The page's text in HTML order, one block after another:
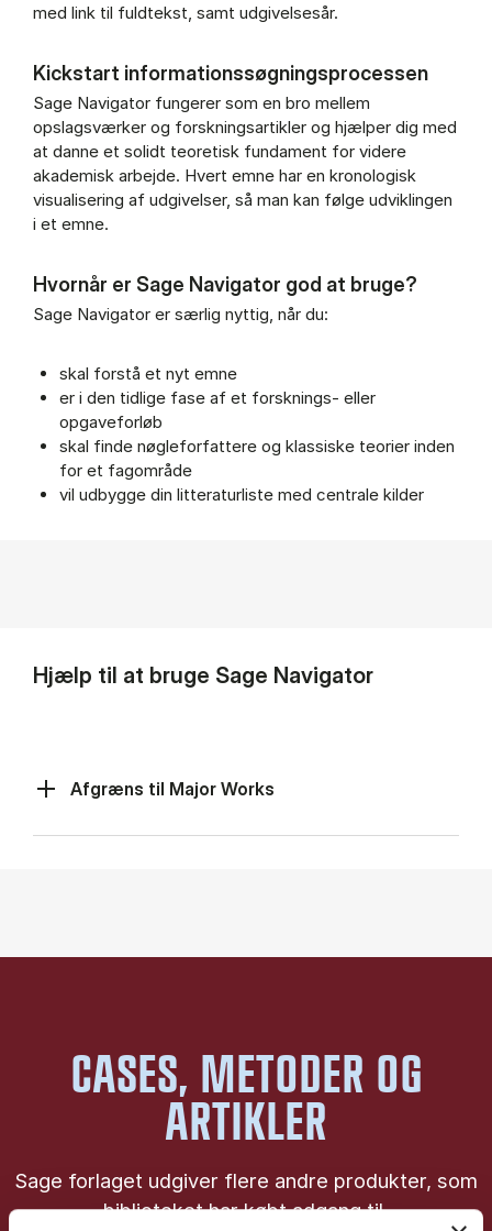
med link til fuldtekst, samt udgivelsesår.
Kickstart informationssøgningsprocessen
Sage Navigator fungerer som en bro mellem
opslagsværker og forskningsartikler og hjælper dig med
at danne et solidt teoretisk fundament for videre
akademisk arbejde. Hvert emne har en kronologisk
visualisering af udgivelser, så man kan følge udviklingen
i et emne.
Hvornår er Sage Navigator god at bruge?
Sage Navigator er særlig nyttig, når du:
skal forstå et nyt emne
er i den tidlige fase af et forsknings- eller
opgaveforløb
skal finde nøgleforfattere og klassiske teorier inden
for et fagområde
vil udbygge din litteraturliste med centrale kilder
Hjælp til at bruge Sage Navigator
Afgræns til Major Works
CASES, METODER OG
ARTIKLER
Sage forlaget udgiver flere andre produkter, som
biblioteket har købt adgang til.